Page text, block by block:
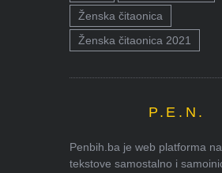
Ženska čitaonica
Ženska čitaonica 2021
P.E.N.
Penbih.ba je web platforma
tekstove samostalno i